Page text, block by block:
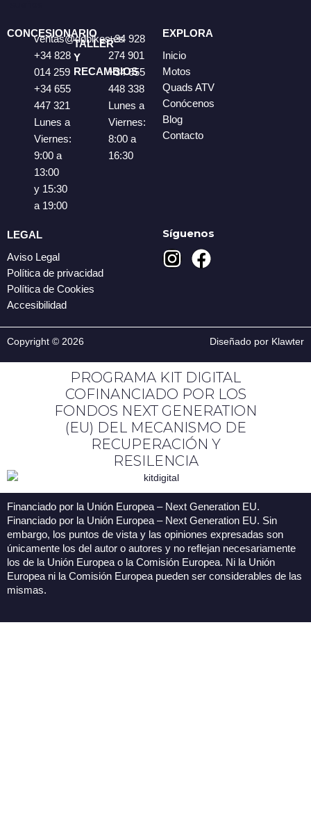
CONCESIONARIO
ventas@ddbikes.es
+34 828
014 259
+34 655
447 321
Lunes a
Viernes:
9:00 a
13:00
y 15:30
a 19:00
TALLER
Y
RECAMBIOS
+34 928
274 901
+34 655
448 338
Lunes a
Viernes:
8:00 a
16:30
EXPLORA
Inicio
Motos
Quads ATV
Conócenos
Blog
Contacto
LEGAL
Aviso Legal
Política de privacidad
Política de Cookies
Accesibilidad
Síguenos
I
n
a
r
a
m
F
a
b
o
o
k
Copyright © 2026 Diseñado por Klawter
PROGRAMA KIT DIGITAL
COFINANCIADO POR LOS
FONDOS NEXT GENERATION
(EU) DEL MECANISMO DE
RECUPERACIÓN Y
RESILENCIA
Financiado por la Unión Europea – Next Generation EU.
Financiado por la Unión Europea – Next Generation EU. Sin
embargo, los puntos de vista y las opiniones expresadas son
únicamente los del autor o autores y no reflejan necesariamente
los de la Unión Europea o la Comisión Europea. Ni la Unión
Europea ni la Comisión Europea pueden ser considerables de las
mismas.